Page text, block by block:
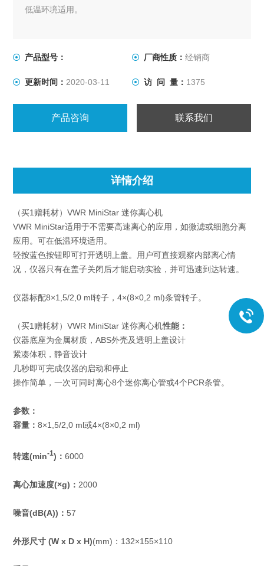
低温环境适用。
产品型号： 厂商性质： 经销商
更新时间： 2020-03-11 访 问 量： 1375
产品咨询 联系我们
详情介绍
（买1赠耗材）VWR MiniStar 迷你离心机
VWR MiniStar适用于不需要高速离心的应用，如微滤或细胞分离
应用。可在低温环境适用。
轻按蓝色按钮即可打开透明上盖。用户可直接观察内部离心情
况，仪器只有在盖子关闭后才能启动实验，并可迅速到达转速。
仪器标配8×1,5/2,0 ml转子，4×(8×0,2 ml)条管转子。
（买1赠耗材）VWR MiniStar 迷你离心机性能：
仪器底座为金属材质，ABS外壳及透明上盖设计
紧凑体积，静音设计
几秒即可完成仪器的启动和停止
操作简单，一次可同时离心8个迷你离心管或4个PCR条管。
参数：
容量：8×1,5/2,0 ml或4×(8×0,2 ml)
转速(min-1)：6000
离心加速度(×g)： 2000
噪音(dB(A))：57
外形尺寸 (W x D x H)(mm)：132×155×110